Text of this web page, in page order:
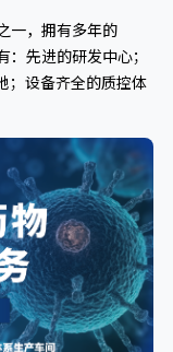
一，拥有多年的
先进的研发中心；
；设备齐全的质控体